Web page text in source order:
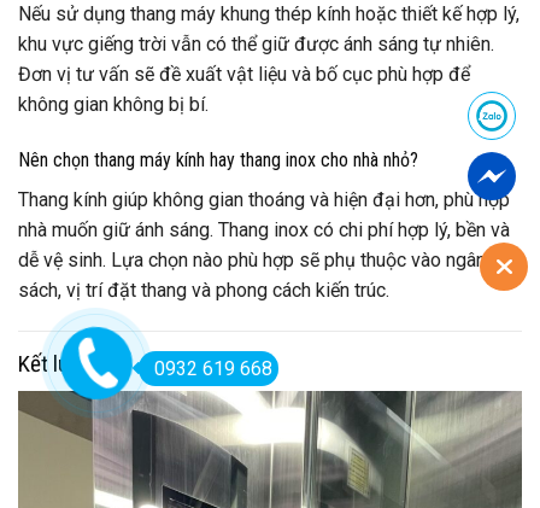
Nếu sử dụng thang máy khung thép kính hoặc thiết kế hợp lý,
khu vực giếng trời vẫn có thể giữ được ánh sáng tự nhiên.
Đơn vị tư vấn sẽ đề xuất vật liệu và bố cục phù hợp để
không gian không bị bí.
Nên chọn thang máy kính hay thang inox cho nhà nhỏ?
Thang kính giúp không gian thoáng và hiện đại hơn, phù hợp
nhà muốn giữ ánh sáng. Thang inox có chi phí hợp lý, bền và
dễ vệ sinh. Lựa chọn nào phù hợp sẽ phụ thuộc vào ngân
sách, vị trí đặt thang và phong cách kiến trúc.
Kết luận 0932 619 668